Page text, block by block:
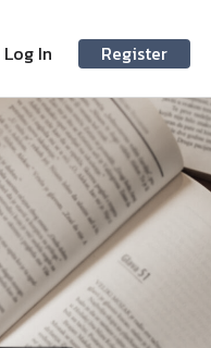
Log In Register